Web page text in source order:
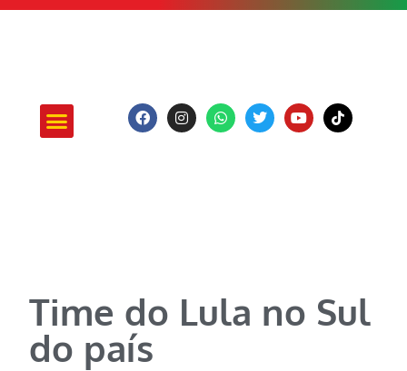
Time do Lula no Sul
do país